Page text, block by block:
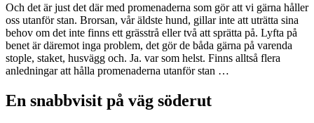
Och det är just det där med promenaderna som gör att vi gärna håller
oss utanför stan. Brorsan, vår äldste hund, gillar inte att uträtta sina
behov om det inte finns ett grässtrå eller två att sprätta på. Lyfta på
benet är däremot inga problem, det gör de båda gärna på varenda
stople, staket, husvägg och. Ja. var som helst. Finns alltså flera
anledningar att hålla promenaderna utanför stan …
En snabbvisit på väg söderut